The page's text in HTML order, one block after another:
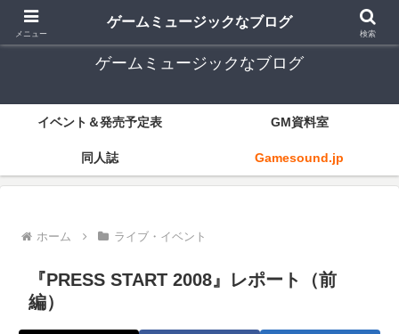
ゲーム音楽とレトロゲー中心
ゲームミュージックなブログ
イベント＆発売予定表 GM資料室
同人誌 Gamesound.jp
ホーム ライブ・イベント
『PRESS START 2008』レポート（前
編）
メニュー
ゲームミュージックなブログ
検索